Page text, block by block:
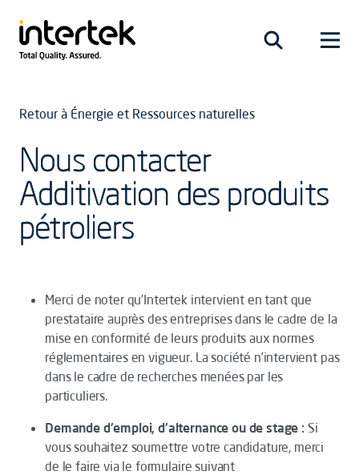
Retour à Énergie et Ressources naturelles
Nous contacter
Additivation des produits
pétroliers
Merci de noter qu’Intertek intervient en tant que
prestataire auprès des entreprises dans le cadre de la
mise en conformité de leurs produits aux normes
réglementaires en vigueur. La société n’intervient pas
dans le cadre de recherches menées par les
particuliers.
Demande d'emploi, d'alternance ou de stage : Si
vous souhaitez soumettre votre candidature, merci
de le faire via le formulaire suivant